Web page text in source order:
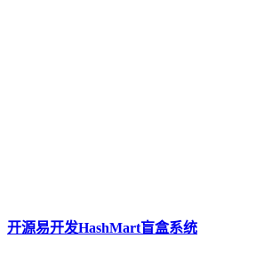
开源易开发HashMart盲盒系统